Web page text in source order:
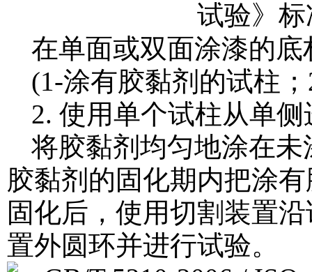
在单面或双面涂漆的
(1-涂有胶黏剂的试柱
2. 使用单个试柱从单
将胶黏剂均匀地涂在
胶黏剂的固化期内把涂
固化后，使用切割装置
置外圆环并进行试验。